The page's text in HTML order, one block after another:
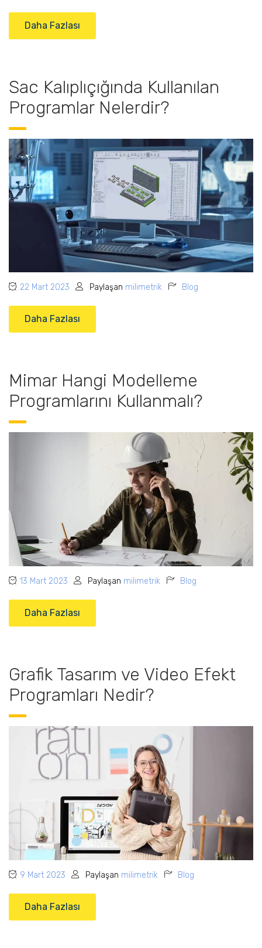
Daha Fazlası
Sac Kalıplıçığında Kullanılan
Programlar Nelerdir?
22 Mart 2023 Paylaşan milimetrik Blog
Daha Fazlası
Mimar Hangi Modelleme
Programlarını Kullanmalı?
13 Mart 2023 Paylaşan milimetrik Blog
Daha Fazlası
Grafik Tasarım ve Video Efekt
Programları Nedir?
9 Mart 2023 Paylaşan milimetrik Blog
Daha Fazlası